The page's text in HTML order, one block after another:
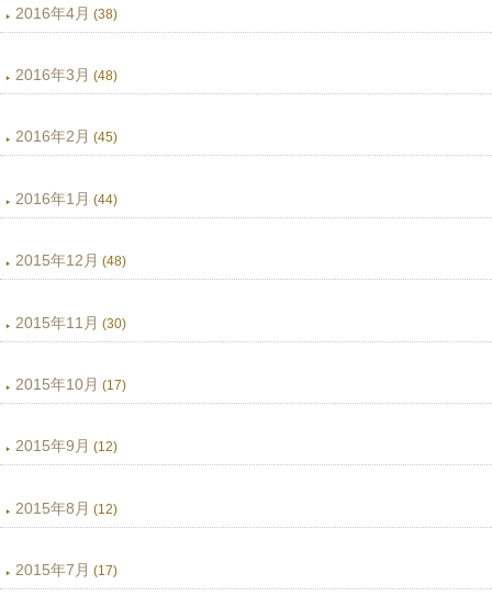
2016年4月 (38)
2016年3月 (48)
2016年2月 (45)
2016年1月 (44)
2015年12月 (48)
2015年11月 (30)
2015年10月 (17)
2015年9月 (12)
2015年8月 (12)
2015年7月 (17)